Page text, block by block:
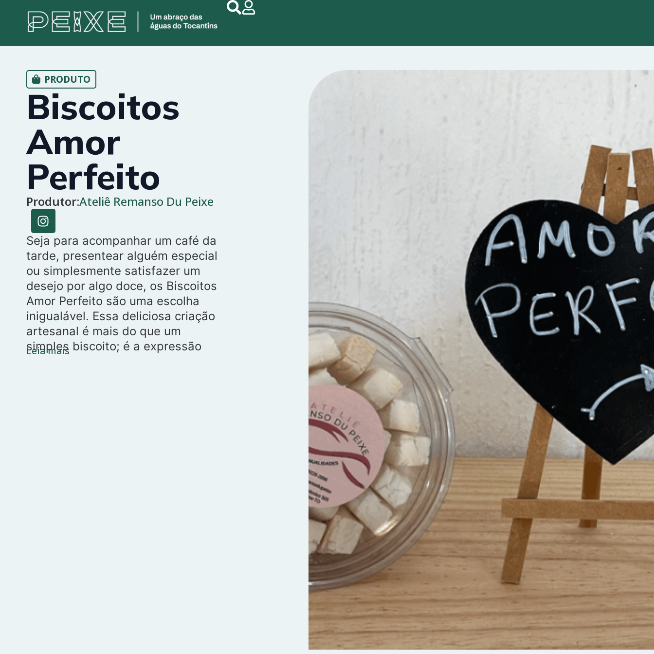
PRODUTO
Biscoitos
Amor
Perfeito
Produtor:Ateliê Remanso Du Peixe
Seja para acompanhar um café da
tarde, presentear alguém especial
ou simplesmente satisfazer um
desejo por algo doce, os Biscoitos
Amor Perfeito são uma escolha
inigualável. Essa deliciosa criação
artesanal é mais do que um
simples biscoito; é a expressão
Leia mais